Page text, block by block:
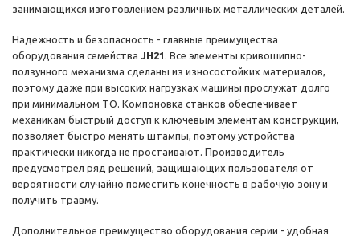
занимающихся изготовлением различных металлических деталей.
Надежность и безопасность - главные преимущества
оборудования семейства JH21 . Все элементы кривошипно-
ползунного механизма сделаны из износостойких материалов,
поэтому даже при высоких нагрузках машины прослужат долго
при минимальном ТО. Компоновка станков обеспечивает
механикам быстрый доступ к ключевым элементам конструкции,
позволяет быстро менять штампы, поэтому устройства
практически никогда не простаивают. Производитель
предусмотрел ряд решений, защищающих пользователя от
вероятности случайно поместить конечность в рабочую зону и
получить травму.
Дополнительное преимущество оборудования серии - удобная